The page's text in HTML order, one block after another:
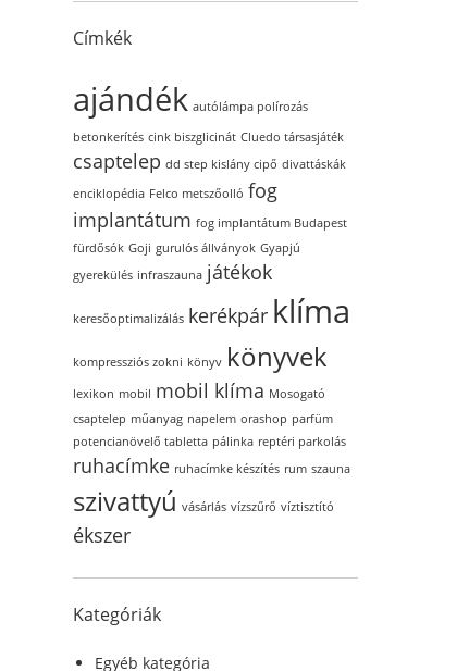
Címkék
ajándék autólámpa polírozás
betonkerítés cink biszglicinát Cluedo társasjáték
csaptelep dd step kislány cipő divattáskák
enciklopédia Felco metszőolló fog
implantátum fog implantátum Budapest
fürdősók Goji gurulós állványok Gyapjú
gyerekülés infraszauna játékok
keresőoptimalizálás kerékpár klíma
kompressziós zokni könyv könyvek
lexikon mobil mobil klíma Mosogató
csaptelep műanyag napelem orashop parfüm
potencianövelő tabletta pálinka reptéri parkolás
ruhacímke ruhacímke készítés rum szauna
szivattyú vásárlás vízszűrő víztisztító
ékszer
Kategóriák
Egyéb kategória